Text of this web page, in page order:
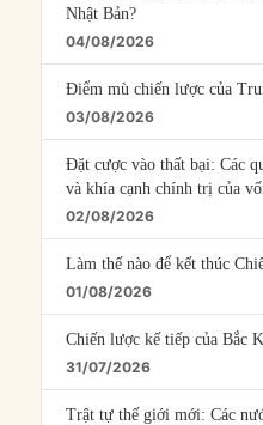
Nhật Bản?
04/08/2026
Điểm mù chiến lược của
03/08/2026
Đặt cược vào thất bại: Các
và khía cạnh chính trị của
02/08/2026
Làm thế nào để kết thúc
01/08/2026
Chiến lược kế tiếp của Bắc
31/07/2026
Trật tự thế giới mới: Các